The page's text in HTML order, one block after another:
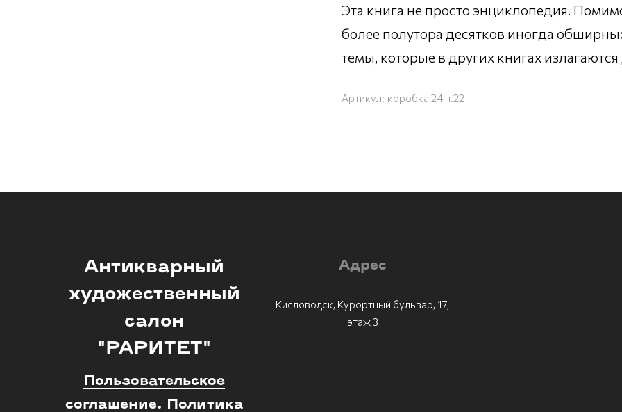
Эта книга не просто энциклопедия.
более полутора десятков иногда
темы, которые в других книгах
Артикул: коробка 24 п.22
Антикварный
художественный
салон
"РАРИТЕТ"
Пользовательское
соглашение. Политика
Адрес
Кисловодск, Курортный бульвар, 17,
этаж 3